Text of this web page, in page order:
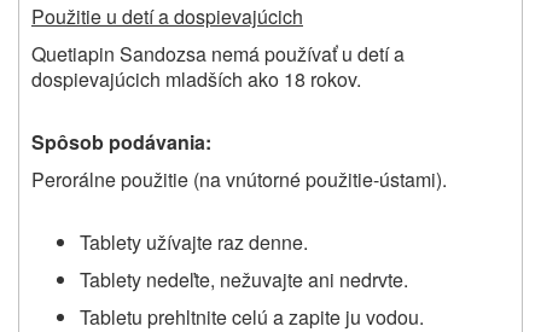
Použitie u detí a dospievajúcich
Quetiapin Sandozsa nemá používať u detí a
dospievajúcich mladších ako 18 rokov.
Spôsob podávania:
Perorálne použitie (na vnútorné použitie-ústami).
Tablety užívajte raz denne.
Tablety nedeľte, nežuvajte ani nedrvte.
Tabletu prehltnite celú a zapite ju vodou.